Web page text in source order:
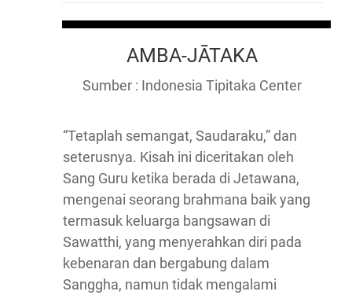
AMBA-JĀTAKA
Sumber : Indonesia Tipitaka Center
“Tetaplah semangat, Saudaraku,” dan
seterusnya. Kisah ini diceritakan oleh
Sang Guru ketika berada di Jetawana,
mengenai seorang brahmana baik yang
termasuk keluarga bangsawan di
Sawatthi, yang menyerahkan diri pada
kebenaran dan bergabung dalam
Sanggha, namun tidak mengalami